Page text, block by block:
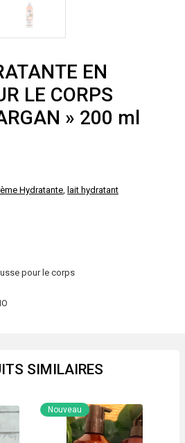
EN
LE CORPS
» 200 ml
Hydratante, lait hydratant
pour le corps
SIMILAIRES
Nouveau